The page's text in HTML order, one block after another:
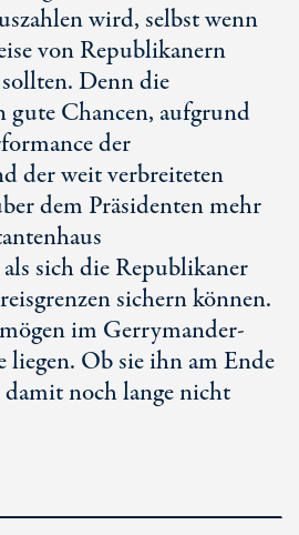
wird, selbst wenn
von Republikanern
Denn die
gute Chancen, aufgrund
der
der weit verbreiteten
dem Präsidenten mehr
sich die Republikaner
sichern können.
im Gerrymander-
Ob sie ihn am Ende
noch lange nicht